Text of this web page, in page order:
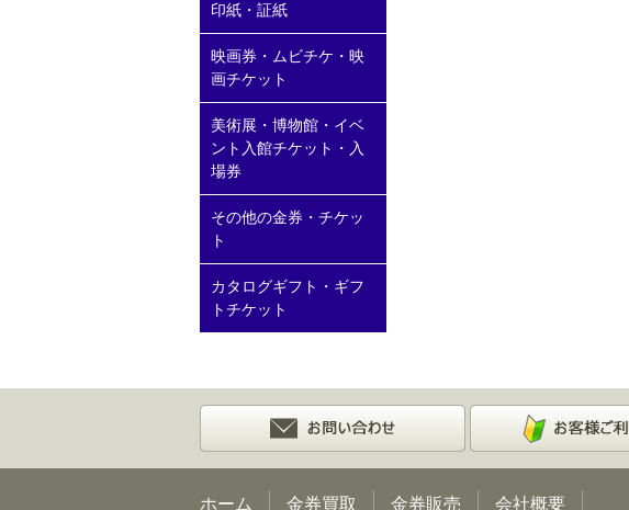
印紙・証紙
映画券・ムビチケ・映
画チケット
美術展・博物館・イベ
ント入館チケット・入
場券
その他の金券・チケッ
ト
カタログギフト・ギフ
トチケット
ホーム 金券買取 金券販売 会社概要